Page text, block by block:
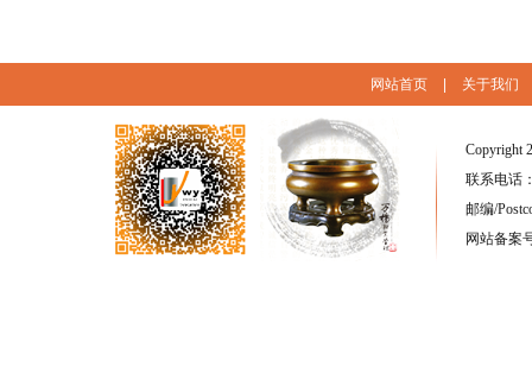
网站首页 关于我们
Copyright
联系电话
邮编/
网站备案